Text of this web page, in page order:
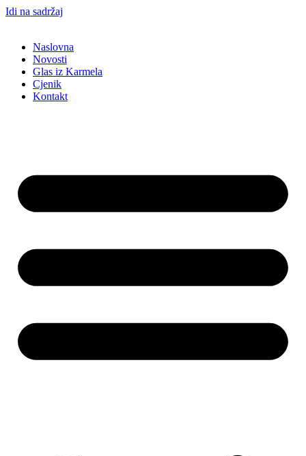
Idi na sadržaj
Naslovna
Novosti
Glas iz Karmela
Cjenik
Kontakt